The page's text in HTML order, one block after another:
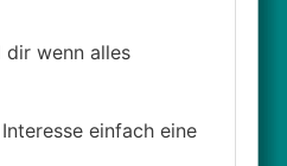
dir wenn alles
einfach eine